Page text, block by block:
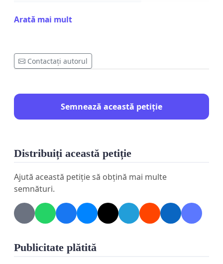
Arată mai mult
Contactați autorul
Semnează această petiție
Distribuiți această petiție
Ajută această petiție să obțină mai multe
semnături.
Publicitate plătită